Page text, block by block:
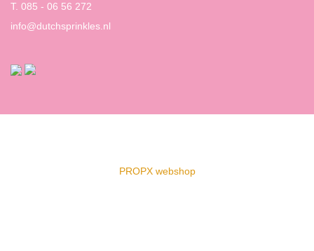
T. 085 - 06 56 272
info@dutchsprinkles.nl
PROPX webshop